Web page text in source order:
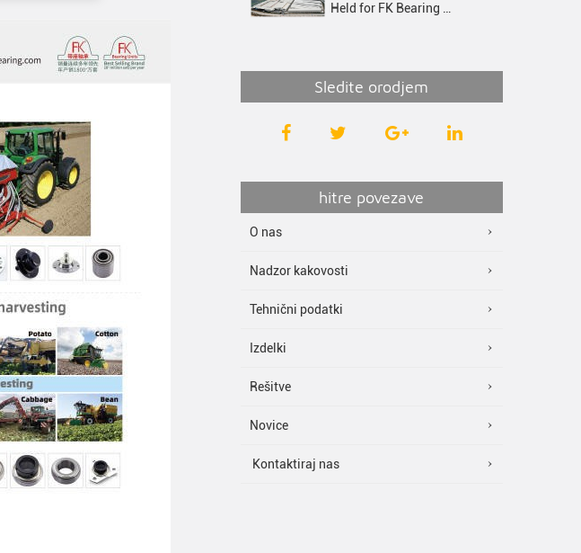
Held for FK Bearing …
Sledite orodjem
hitre povezave
O nas
Nadzor kakovosti
Tehnični podatki
Izdelki
Rešitve
Novice
Kontaktiraj nas